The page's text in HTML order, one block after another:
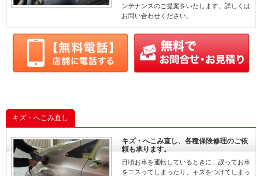
ンテナンスのご提案をいたします。詳しくは
お問い合わせください。
キズ・へこみ直し
キズ・へこみ直し、各種保険修理のご依
頼も承ります。
日頃お車を運転しているときに、誤ってお車
をコスってしまったり、キズをつけてしまっ